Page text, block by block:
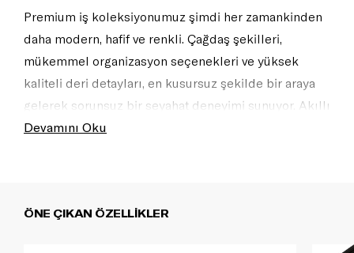
Premium iş koleksiyonumuz şimdi her zamankinden
daha modern, hafif ve renkli. Çağdaş şekilleri,
mükemmel organizasyon seçenekleri ve yüksek
kaliteli deri detayları, en kusursuz şekilde bir araya
gelerek sorunsuz bir seyahat deneyimi sunuyor. Akıllı
sırt çantalarından şık valizlere ve uyumlu cüzdanlara
Devamını Oku
ÖNE ÇIKAN ÖZELLİKLER